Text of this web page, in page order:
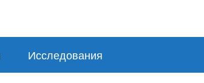
Исследования